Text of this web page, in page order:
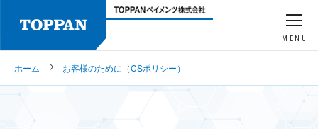
MENU
ホーム お客様のために（CSポリシー）